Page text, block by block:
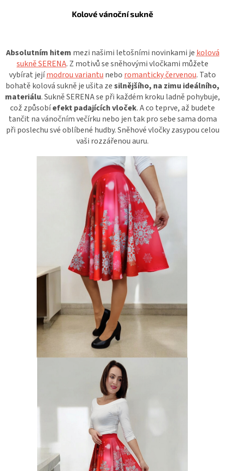
Kolové vánoční sukně
Absolutním hitem mezi našimi letošními novinkami je kolová
sukně SERENA. Z motivů se sněhovými vločkami můžete
vybírat jejímodrou variantu nebo romanticky červenou. Tato
bohatě kolová sukně je ušita zesilnějšího, na zimu ideálního,
materiálu. Sukně SERENA se při každém kroku ladně pohybuje,
což způsobíefekt padajících vloček. A co teprve, až budete
tančit na vánočním večírku nebo jen tak pro sebe sama doma
při poslechu své oblíbené hudby. Sněhové vločky zasypou celou
vaši rozzářenou auru.